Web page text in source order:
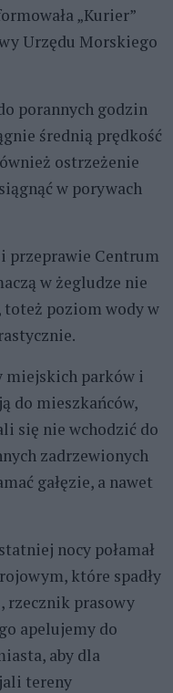
„Kurier”
Urzędu Morskiego
porannych godzin
średnią prędkość
ostrzeżenie
w porywach
przeprawie Centrum
w żegludze nie
toteż poziom wody w
miejskich parków i
do mieszkańców,
się nie wchodzić do
zadrzewionych
gałęzie, a nawet
nocy połamał
które spadły
rzecznik prasowy
apelujemy do
aby dla
tereny